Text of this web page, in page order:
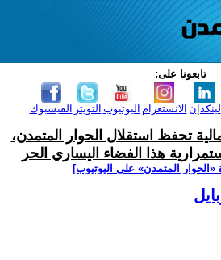
تابعونا على:
الفيسبوك التويتر اليوتيوب الانستغرام لينكدإن
تحفظ استقلال الحوار المتمدن،
هذا الفضاء اليساري الحر
المتمدن» على اليوتيوب]